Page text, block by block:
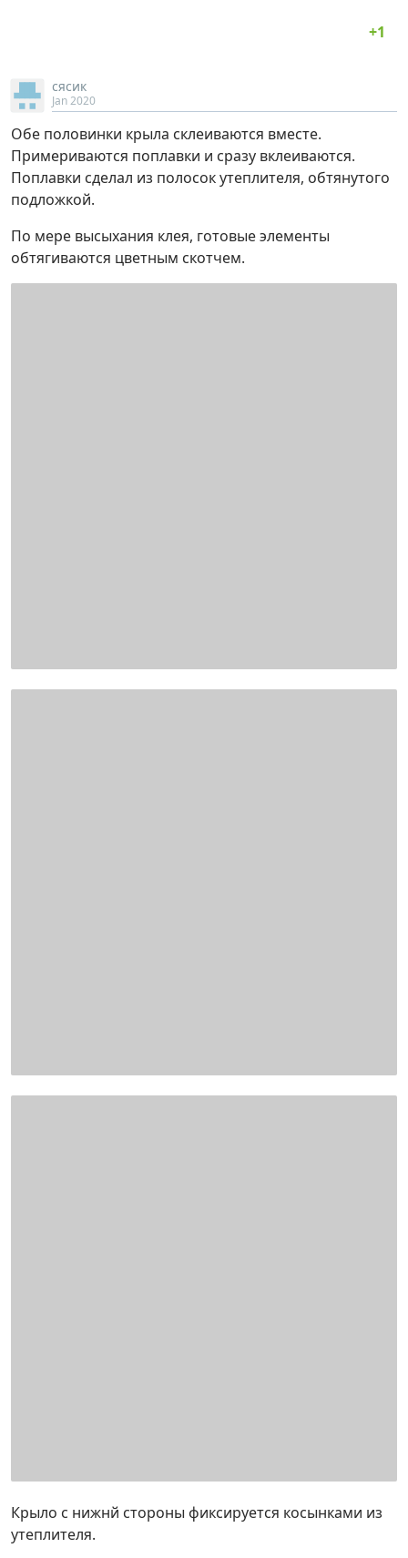
сясик
Jan 2020
Обе половинки крыла склеиваются вместе.
Примериваются поплавки и сразу вклеиваются.
Поплавки сделал из полосок утеплителя, обтянутого
подложкой.
По мере высыхания клея, готовые элементы
обтягиваются цветным скотчем.
Крыло с нижнй стороны фиксируется косынками из
утеплителя.